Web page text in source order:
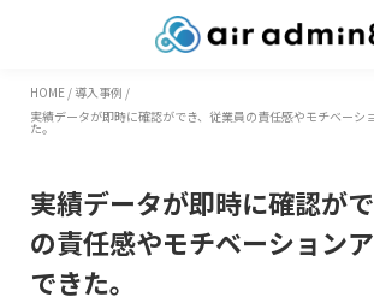
HOME/導入事例 /
実績データが即時に確認ができ、従業員の責任感やモチベーシ
た。
実績データが即時に確認が
の責任感やモチベーション
できた。